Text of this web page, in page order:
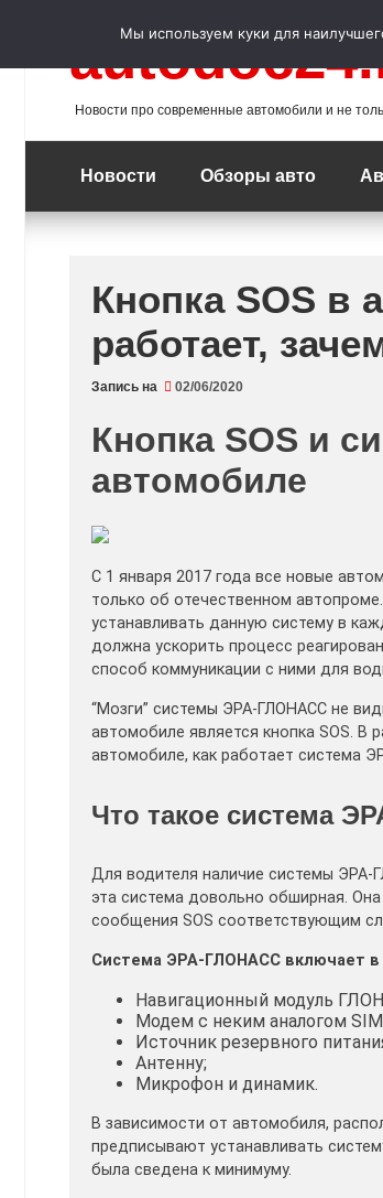
Новости про современные автомобили и не
Новости Обзоры авто
Кнопка SOS в
работает,
Запись на 02/06/2020
Кнопка SOS и
автомобиле
С 1 января 2017 года все новые
только об отечественном
устанавливать данную систему в
должна ускорить процесс
способ коммуникации с ними для
“Мозги” системы ЭРА-ГЛОНАСС не
автомобиле является кнопка SOS. В
автомобиле, как работает система
Что такое система
Для водителя наличие системы ЭРА-
эта система довольно обширная.
сообщения SOS соответствующим
Система ЭРА-ГЛОНАСС включает в
Навигационный модуль
Модем с неким аналогом
Источник резервного
Антенну;
Микрофон и динамик.
В зависимости от автомобиля,
предписывают устанавливать
была сведена к минимуму.
Мы используем куки для